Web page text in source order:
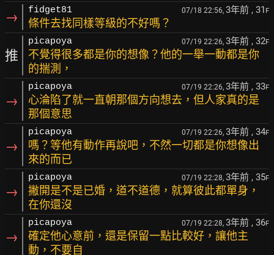
→ fidget81 07/18 22:56, 3年前 , 31 F
條件去找同樣等級的不好嗎？
推
picapoya 07/19 22:26, 3年前 , 32F
不覺得很多都是你的想像？他的一舉一動都是你
的揣測，
→
picapoya 07/19 22:26, 3年前 , 33F
心淪陷了就一直朝那個方向想去，但人家真的是
那個意思
→
picapoya 07/19 22:26, 3年前 , 34F
嗎？等他有動作再說吧，不然一切都是你想像出
來的而已
→
picapoya 07/19 22:28, 3年前 , 35F
撇開是不是已婚，道不道德，就算彼此都單身，
在你還沒
→
picapoya 07/19 22:28, 3年前 , 36F
確定他心意前，還是保留一點比較好，讓他主
動，不要自